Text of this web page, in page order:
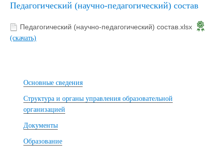
Педагогический (научно-педагогический) состав
Педагогический (научно-педагогический) состав.xlsx
(скачать)
Основные сведения
Структура и органы управления образовательной
организацией
Документы
Образование